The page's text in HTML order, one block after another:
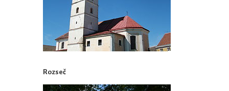
Rozseč